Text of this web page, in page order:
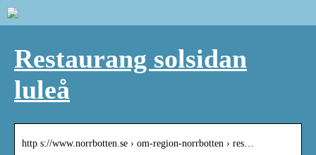
Restaurang solsidan
luleå
http s://www.norrbotten.se › om-region-norrbotten › res…